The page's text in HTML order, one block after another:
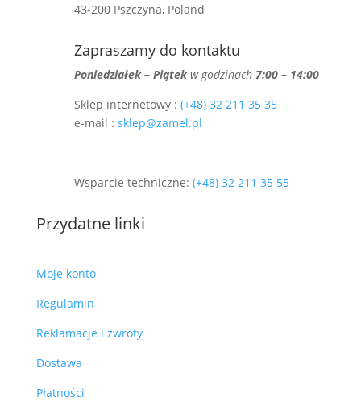
43-200 Pszczyna, Poland
Zapraszamy do kontaktu
Poniedziałek – Piątek w godzinach7:00 – 14:00
Sklep internetowy : (+48) 32 211 35 35
e-mail : sklep@zamel.pl
Wsparcie techniczne: (+48) 32 211 35 55
Przydatne linki
Moje konto
Regulamin
Reklamacje i zwroty
Dostawa
Płatności